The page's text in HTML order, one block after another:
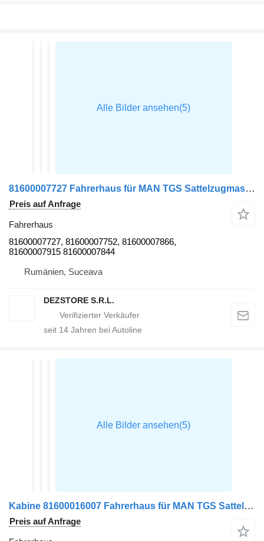
81600007727 Fahrerhaus für MAN TGS Sattelzugmaschine
Preis auf Anfrage
Fahrerhaus
81600007727, 81600007752, 81600007866,
81600007915 81600007844
Rumänien, Suceava
DEZSTORE S.R.L.
seit 14 Jahren bei Autoline
Kabine 81600016007 Fahrerhaus für MAN TGS Sattelzugmaschine
Preis auf Anfrage